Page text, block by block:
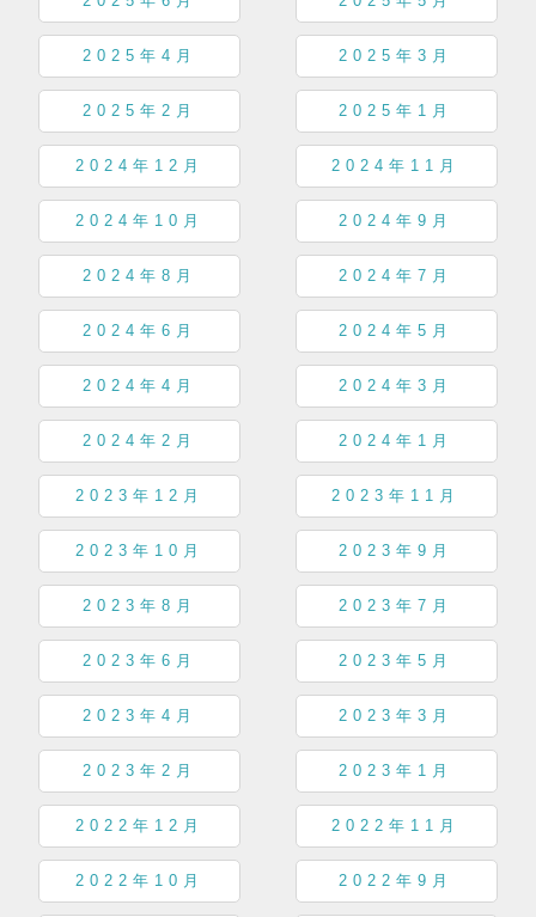
2025年4月 2025年3月
2025年2月 2025年1月
2024年12月 2024年11月
2024年10月 2024年9月
2024年8月 2024年7月
2024年6月 2024年5月
2024年4月 2024年3月
2024年2月 2024年1月
2023年12月 2023年11月
2023年10月 2023年9月
2023年8月 2023年7月
2023年6月 2023年5月
2023年4月 2023年3月
2023年2月 2023年1月
2022年12月 2022年11月
2022年10月 2022年9月